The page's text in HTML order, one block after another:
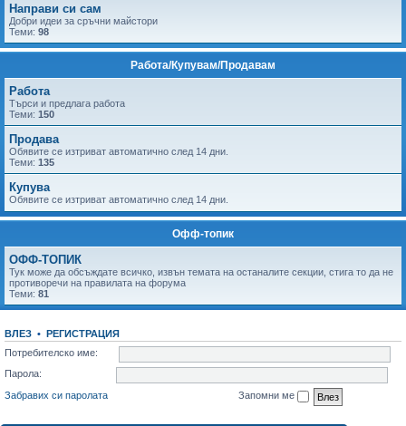
Направи си сам
Добри идеи за сръчни майстори
Теми: 98
Работа/Купувам/Продавам
Работа
Tърси и предлага работа
Теми: 150
Продава
Обявите се изтриват автоматично след 14 дни.
Теми: 135
Купува
Обявите се изтриват автоматично след 14 дни.
Офф-топик
ОФФ-ТОПИК
Тук може да обсъждате всичко, извън темата на останалите секции, стига то да не
противоречи на правилата на форума
Теми: 81
ВЛЕЗ • РЕГИСТРАЦИЯ
Потребителско име:
Парола:
Забравих си паролата
Запомни ме